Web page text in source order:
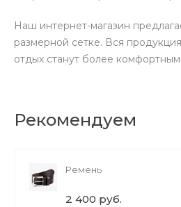
Наш интернет-магазин
размерной сетке. Вся
отдых станут более
Рекомендуем
Ремень
2 400 руб.